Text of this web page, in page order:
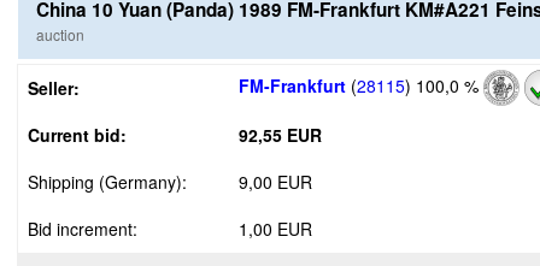
China 10 Yuan (Panda) 1989 FM-Frankfurt KM#A221
auction
Seller: FM-Frankfurt (28115) 100,0 %
Current bid:
92,55 EUR
Shipping (Germany):
9,00 EUR
Bid increment:
1,00 EUR